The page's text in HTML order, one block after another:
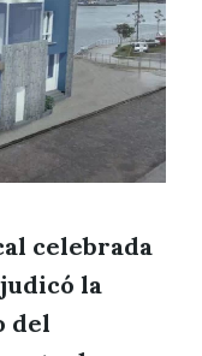
celebrada
la
del